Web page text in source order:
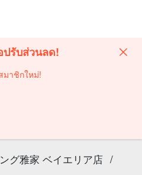
รับส่วนลด!
มาชิกใหม่!
グ雅家 ベイエリア店 /